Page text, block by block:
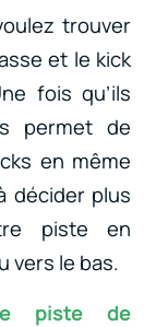
trouver
et le kick
fois qu’ils
permet de
en même
décider plus
piste en
vers le bas.
piste de